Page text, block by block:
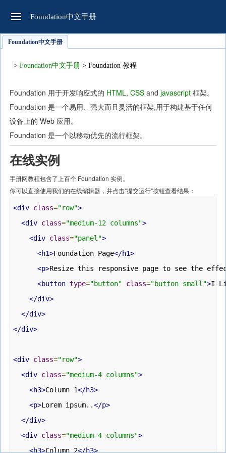
Foundation中文手册
Foundation中文手册
> Foundation中文手册 > Foundation 教程
Foundation 用于开发响应式的 HTML, CSS and javascript 框架。
Foundation 是一个易用、强大而且灵活的框架,用于构建基于任何
设备上的 Web 应用。
Foundation 是一个以移动优先的流行框架。
在线实例
手册网教程包含了上百个 Foundation 实例。
你可以直接使用我们的在线编辑器，并点击"提交运行"按钮查看结果：
<div class="row">
<div class="medium-12 columns">
<div class="panel">
<h1>Foundation Page</h1>
<p>Resize this responsive page to see the
<button type="button" class="button small">I
</div>
</div>
</div>
<div class="row">
<div class="medium-4 columns">
<h3>Column 1</h3>
<p>Lorem ipsum..</p>
</div>
<div class="medium-4 columns">
<h3>Column 2</h3>